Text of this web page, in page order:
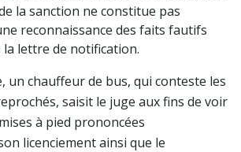
la sanction ne constitue pas
reconnaissance des faits fautifs
lettre de notification.
un chauffeur de bus, qui conteste les
saisit le juge aux fins de voir
à pied prononcées
licenciement ainsi que le